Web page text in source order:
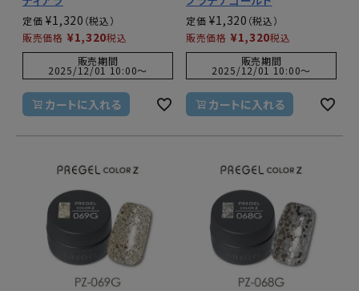
定価 ¥1,320
販売価格 ¥1,320税込
販売期間
2025/12/01 10:00〜
カートに入れる
定価 ¥1,320
販売価格 ¥1,320税込
販売期間
2025/12/01 10:00〜
カートに入れる